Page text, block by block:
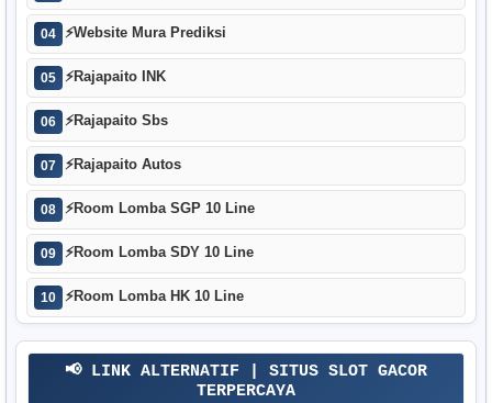
04 ⚡Website Mura Prediksi
05 ⚡Rajapaito INK
06 ⚡Rajapaito Sbs
07 ⚡Rajapaito Autos
08 ⚡Room Lomba SGP 10 Line
09 ⚡Room Lomba SDY 10 Line
10 ⚡Room Lomba HK 10 Line
📢 LINK ALTERNATIF | SITUS SLOT GACOR
TERPERCAYA